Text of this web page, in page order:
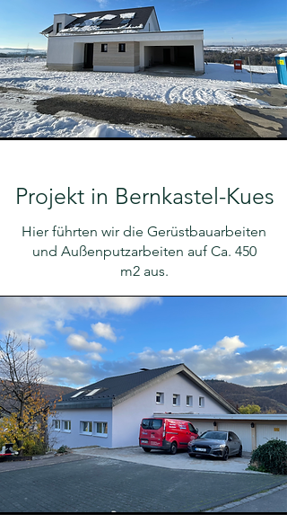
Projekt in Bernkastel-Kues
Hier führten wir die Gerüstbauarbeiten
und Außenputzarbeiten auf Ca. 450
m2 aus.